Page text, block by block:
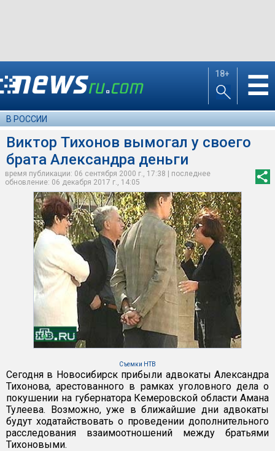
18+ ☰
В РОССИИ
Виктор Тихонов вымогал у своего
брата Александра деньги
время публикации: 06 сентября 2000 г., 17:38 | последнее
обновление: 06 декабря 2017 г., 14:05
Съемки НТВ
Сегодня в Новосибирск прибыли адвокаты Александра
Тихонова, арестованного в рамках уголовного дела о
покушении на губернатора Кемеровской области Амана
Тулеева. Возможно, уже в ближайшие дни адвокаты
будут ходатайствовать о проведении дополнительного
расследования взаимоотношений между братьями
Тихоновыми.